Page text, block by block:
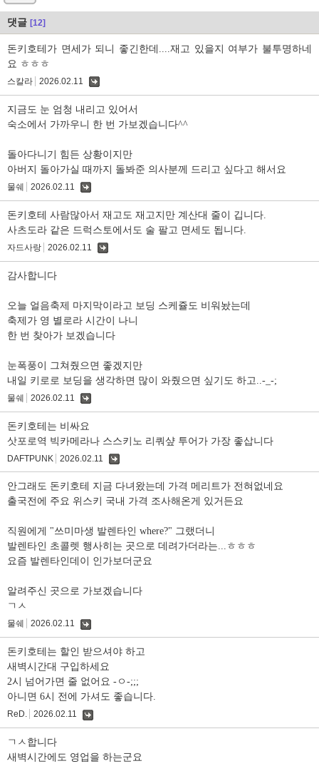
댓글 [12]
돈키호테가 면세가 되니 좋긴한데....재고 있을지 여부가 불투명하네
요 ㅎㅎㅎ
스칼라 2026.02.11
지금도 눈 엄청 내리고 있어서
숙소에서 가까우니 한 번 가보겠습니다^^
돌아다니기 힘든 상황이지만
아버지 돌아가실 때까지 돌봐준 의사분께 드리고 싶다고 해서요
물쉐 2026.02.11
돈키호테 사람많아서 재고도 재고지만 계산대 줄이 깁니다.
사츠도라 같은 드럭스토에서도 술 팔고 면세도 됩니다.
자드사랑 2026.02.11
감사합니다
오늘 얼음축제 마지막이라고 보딩 스케쥴도 비워놨는데
축제가 영 별로라 시간이 나니
한 번 찾아가 보겠습니다
눈폭풍이 그쳐줬으면 좋겠지만
내일 키로로 보딩을 생각하면 많이 와줬으면 싶기도 하고..-_-;
물쉐 2026.02.11
돈키호테는 비싸요
삿포로역 빅카메라나 스스키노 리쿼샾 투어가 가장 좋삽니다
DAFTPUNK 2026.02.11
안그래도 돈키호테 지금 다녀왔는데 가격 메리트가 전혀없네요
출국전에 주요 위스키 국내 가격 조사해온게 있거든요
직원에게 "쓰미마생 발렌타인 where?" 그랬더니
발렌타인 초콜렛 행사히는 곳으로 데려가더라는...ㅎㅎㅎ
요즘 발렌타인데이 인가보더군요
알려주신 곳으로 가보겠습니다
ㄱㅅ
물쉐 2026.02.11
돈키호테는 할인 받으셔야 하고
새벽시간대 구입하세요
2시 넘어가면 줄 없어요 -ㅇ-;;;
아니면 6시 전에 가셔도 좋습니다.
ReD. 2026.02.11
ㄱㅅ합니다
새벽시간에도 영업을 하는군요